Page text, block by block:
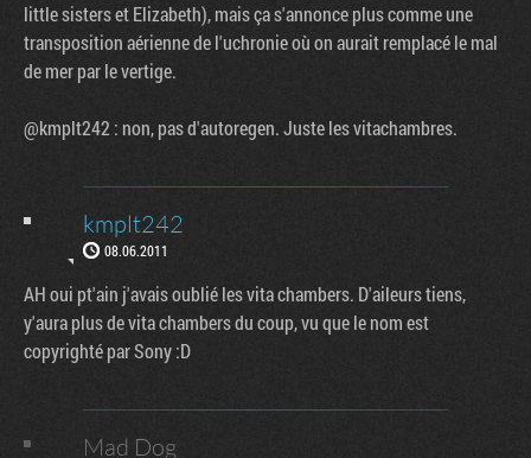
little sisters et Elizabeth), mais ça s'annonce plus comme une
transposition aérienne de l'uchronie où on aurait remplacé le mal
de mer par le vertige.
@kmplt242 : non, pas d'autoregen. Juste les vitachambres.
kmplt242
08.06.2011
AH oui pt'ain j'avais oublié les vita chambers. D'aileurs tiens,
y'aura plus de vita chambers du coup, vu que le nom est
copyrighté par Sony :D
Mad Dog